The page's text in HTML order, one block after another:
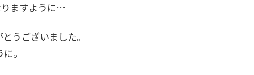
ますように…
うございました。
。